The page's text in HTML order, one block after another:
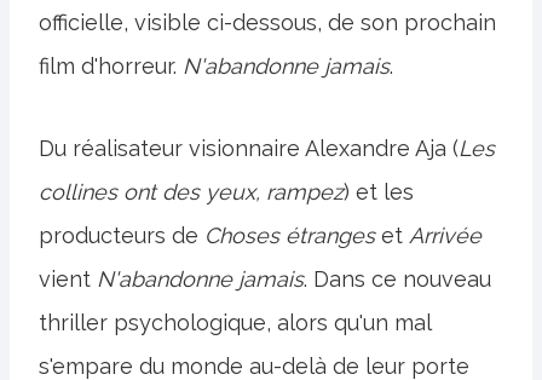
officielle, visible ci-dessous, de son prochain
film d'horreur. N'abandonne jamais.
Du réalisateur visionnaire Alexandre Aja (Les
collines ont des yeux, rampez) et les
producteurs de Choses étrangeset Arrivée
vient N'abandonne jamais. Dans ce nouveau
thriller psychologique, alors qu'un mal
s'empare du monde au-delà de leur porte